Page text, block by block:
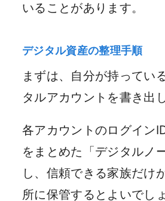
いることがあります。
デジタル資産の整理手順
まずは、自分が持ってい
タルアカウントを書き出
各アカウントのログイン
をまとめた「デジタルノ
し、信頼できる家族だけ
所に保管するとよいでしょ